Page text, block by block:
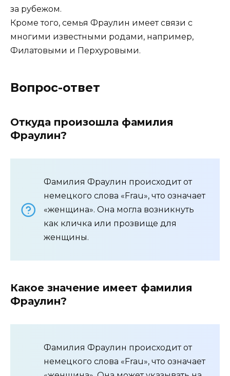
за рубежом.
Кроме того, семья Фраулин имеет связи с
многими известными родами, например,
Филатовыми и Перхуровыми.
Вопрос-ответ
Откуда произошла фамилия
Фраулин?
Фамилия Фраулин происходит от
немецкого слова «Frau», что означает
«женщина». Она могла возникнуть
как кличка или прозвище для
женщины.
Какое значение имеет фамилия
Фраулин?
Фамилия Фраулин происходит от
немецкого слова «Frau», что означает